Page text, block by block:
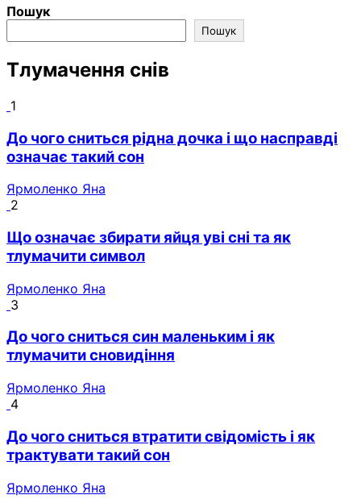
Пошук
Пошук
Тлумачення снів
1
До чого сниться рідна дочка і що насправді
означає такий сон
Ярмоленко Яна
2
Що означає збирати яйця уві сні та як
тлумачити символ
Ярмоленко Яна
3
До чого сниться син маленьким і як
тлумачити сновидіння
Ярмоленко Яна
4
До чого сниться втратити свідомість і як
трактувати такий сон
Ярмоленко Яна